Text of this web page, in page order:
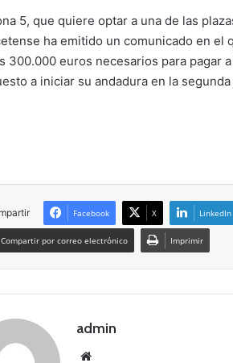
5, que quiere optar a una de las
ha emitido un comunicado en el
300.000 euros necesarios para pagar
a iniciar su andadura en la
Facebook X LinkedIn
Compartir por correo electrónico Imprimir
admin